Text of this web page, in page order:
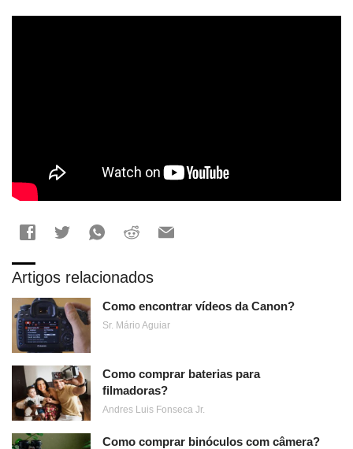
Artigos relacionados
Como encontrar vídeos da Canon?
Sr. Mário Aguiar
Como comprar baterias para
filmadoras?
Andres Luis Fonseca Jr.
Como comprar binóculos com câmera?